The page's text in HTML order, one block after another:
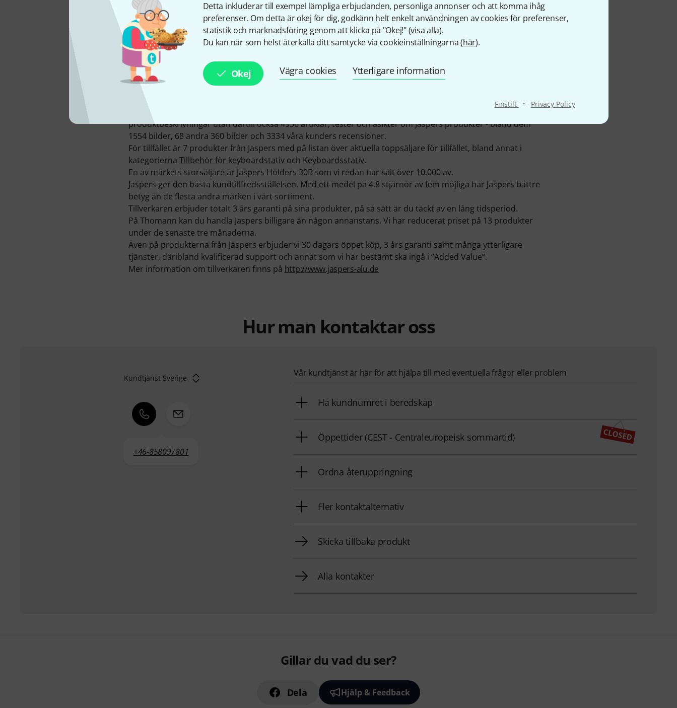
Detta inkluderar till exempel lämpliga erbjudanden, personliga annonser och att komma ihåg
preferenser. Om detta är okej för dig, godkänn helt enkelt användningen av cookies för preferenser,
statistik och marknadsföring genom att klicka på "Okej!" (visa alla).
Du kan när som helst återkalla ditt samtycke via cookieinställningarna (här).
Okej Vägra cookies Ytterligare information
Finstilt · Privacy Policy
HUVUDKONTOR
Germany
HOS OSS SEDAN
1995
PRODUKTER I LAGER
150+
MEDELTILLGÄNGLIGHET
Huvudkontoret för JASPERS Alu-Systeme finner man i Springe (D).
Av totalt 192 Jaspers produkter 158 är omedelbart tillgängliga . Vi har sålt Jaspers sedan 1995, alltså mer än 31
För att hjälpa dig vidare med information om produkterna som Jaspers erbjuder, hittar du inte bara
produktbeskrivningar utan därtill också 4956 artiklar, tester och åsikter om Jaspers produkter - bland dem
1554 bilder, 68 andra 360 bilder och 3334 våra kunders recensioner.
För tillfället är 7 produkter från Jaspers med på listan över aktuella toppsäljare för tillfället, bland annat i
kategorierna Tillbehör för keyboardstativoch Keyboardsstativ.
En av märkets storsäljare är Jaspers Holders 30Bsom vi redan har sålt över 10.000 av.
Jaspers ger den bästa kundtillfredsställelsen. Med ett medel på 4.8 stjärnor av fem möjliga har Jaspers bättre
betyg än de flesta andra märken i vårt sortiment.
Tillverkaren erbjuder totalt 3 års garanti på sina produkter, på så sätt är du täckt av en lång tidsperiod.
På Thomann kan du handla Jaspers billigare än någon annanstans. Vi har reducerat priset på 13 produkter
under de senaste tre månaderna.
Även på produkterna från Jaspers erbjuder vi 30 dagars öppet köp, 3 års garanti samt många ytterligare
tjänster, däribland kvalificerad support och annat som vi har bestämt ska ingå i ”Added Value”.
Mer information om tillverkaren finns på http://www.jaspers-alu.de
Hur man kontaktar oss
Kundtjänst Sverige
+46-858097801
Vår kundtjänst är här för att hjälpa till med eventuella frågor eller problem
Ha kundnumret i beredskap
Öppettider (CEST - Centraleuropeisk sommartid)
Ordna återuppringning
Fler kontaktalternativ
Skicka tillbaka produkt
Alla kontakter
Gillar du vad du ser?
Dela Hjälp & Feedback